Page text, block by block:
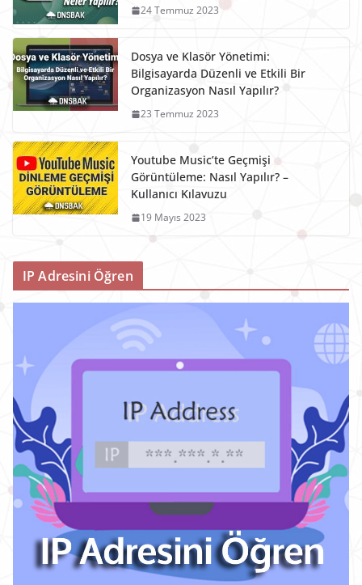
24 Temmuz 2023
Dosya ve Klasör Yönetimi:
Bilgisayarda Düzenli ve Etkili Bir
Organizasyon Nasıl Yapılır?
23 Temmuz 2023
Youtube Music’te Geçmişi
Görüntüleme: Nasıl Yapılır? –
Kullanıcı Kılavuzu
19 Mayıs 2023
IP Adresini Öğren